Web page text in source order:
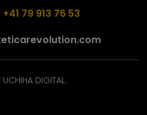
+41 79 913 76 53
UCHIHA DIGITAL.